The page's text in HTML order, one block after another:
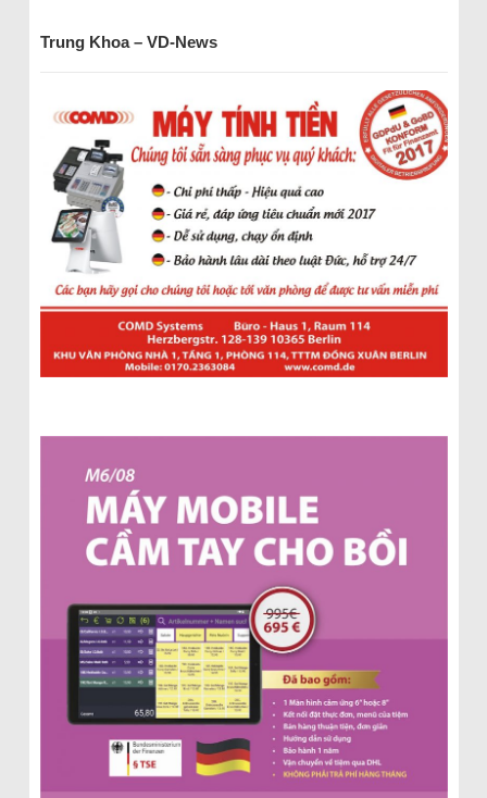
Trung Khoa – VD-News